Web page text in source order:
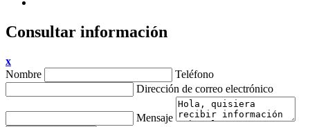
Consultar información
x
Nombre
Teléfono
Dirección de correo electrónico
Mensaje